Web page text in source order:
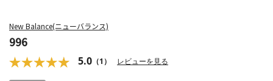
New Balance(ニューバランス)
996
5.0 （1） レビューを見る